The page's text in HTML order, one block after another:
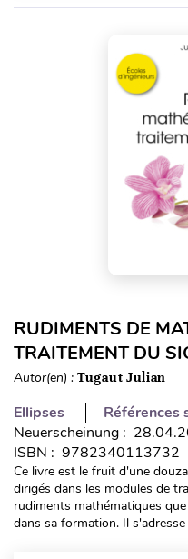
RUDIMENTS DE
TRAITEMENT DU
Autor(en) : Tugaut Julian
Ellipses
Références
Neuerscheinung :
ISBN : 9782340113732
Ce livre est le fruit d'une
dirigés dans les modules de
rudiments mathématiques
dans sa formation. Il